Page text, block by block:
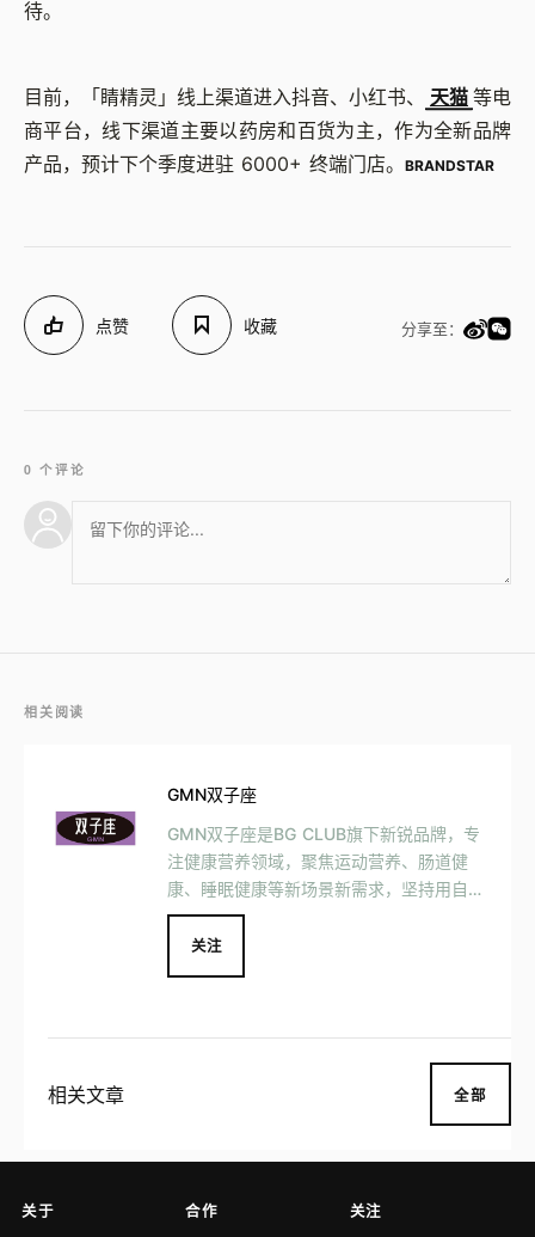
待。
目前，「睛精灵」线上渠道进入抖音、小红书、 天猫 等电
商平台，线下渠道主要以药房和百货为主，作为全新品牌
产品，预计下个季度进驻 6000+ 终端门店。
BRANDSTAR
点赞 收藏 分享至：
0 个评论
相关阅读
GMN双子座
GMN双子座是BG CLUB旗下新锐品牌，专
注健康营养领域，聚焦运动营养、肠道健
康、睡眠健康等新场景新需求，坚持用自然
与科技之力，带来全新营养生活方式和习
惯。推出的旗舰产品-GMN双子座睡眠晚安
贴，凭借过硬实力及万千消费者的喜爱。
关注
相关文章 全部
关于 合作 关注